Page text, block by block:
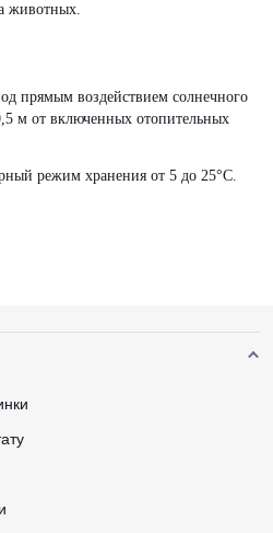
животных.
прямым воздействием солнечного
м от включенных отопительных
режим хранения от 5 до 25°С.